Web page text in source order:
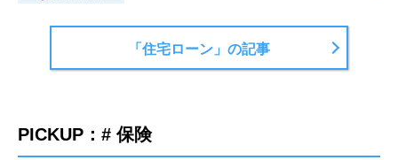
「住宅ローン」の記事
PICKUP：# 保険